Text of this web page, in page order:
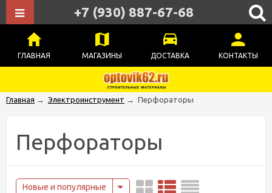
ГЛАВНАЯ МАГАЗИНЫ ДОСТАВКА КОНТАКТЫ
+7 (930) 887-67-68
Главная → Электроинструмент → Перфораторы
Перфораторы
Новые и популярные